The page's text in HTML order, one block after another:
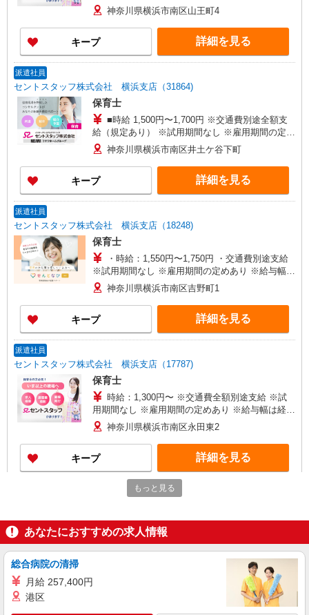
の定めあり ※給与幅は経験・能力による
神奈川県横浜市南区山王町4
キープ 詳細を見る
派遣社員
セントスタッフ株式会社 横浜支店（31864)
保育士
■時給 1,500円〜1,700円 ※交通費別途全額支
給（規定あり） ※試用期間なし ※雇用期間の定め
あり ※給与幅は経験・能力による
神奈川県横浜市南区井土ケ谷下町
キープ 詳細を見る
派遣社員
セントスタッフ株式会社 横浜支店（18248)
保育士
・時給：1,550円〜1,750円 ・交通費別途支給
※試用期間なし ※雇用期間の定めあり ※給与幅は
経験・能力による
神奈川県横浜市南区吉野町1
キープ 詳細を見る
派遣社員
セントスタッフ株式会社 横浜支店（17787)
保育士
時給：1,300円〜 ※交通費全額別途支給 ※試
用期間なし ※雇用期間の定めあり ※給与幅は経
験・能力による
神奈川県横浜市南区永田東2
キープ 詳細を見る
私立認可保育園の保育士
月給 240,000円 〜 300,000円 ※給与幅は経
験・能力により考慮 賞与あり 交通費あり／実費支
給 給与内訳 ・月給 240,000円〜300,000円 ・調
整手当：3万7000円〜5万8000円 ・役職手当：0〜
2万円 ・固定残業代（4時間分）：1万円 ※別途、
経験手当・管理職手当・リーダー手当あり
■まなびの森 プチ・ナーサリー弘明寺（私立
認可保育園） 神奈川県横浜市南区弘明寺町1485
詳細を見る
もっと見る
あなたにおすすめの求人情報
総合病院の清掃
月給 257,400円
港区